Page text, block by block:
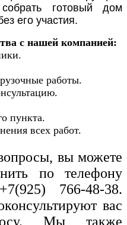
готовый дом
его участия.
с нашей компанией:
работы.
пункта.
всех работ.
вы можете
по телефону
766-48-38.
вас
Мы также